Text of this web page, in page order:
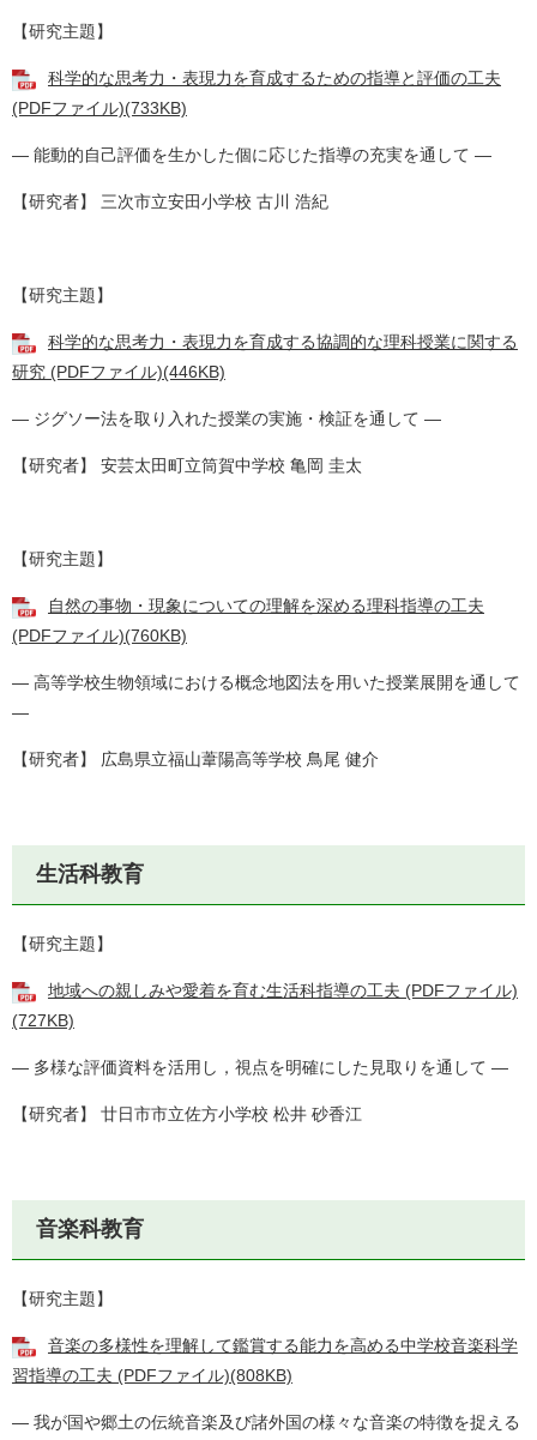
【研究主題】
科学的な思考力・表現力を育成するための指導と評価の工夫
(PDFファイル)(733KB)
― 能動的自己評価を生かした個に応じた指導の充実を通して ―
【研究者】 三次市立安田小学校 古川 浩紀
【研究主題】
科学的な思考力・表現力を育成する協調的な理科授業に関する
研究 (PDFファイル)(446KB)
― ジグソー法を取り入れた授業の実施・検証を通して ―
【研究者】 安芸太田町立筒賀中学校 亀岡 圭太
【研究主題】
自然の事物・現象についての理解を深める理科指導の工夫
(PDFファイル)(760KB)
― 高等学校生物領域における概念地図法を用いた授業展開を通して
―
【研究者】 広島県立福山葦陽高等学校 鳥尾 健介
生活科教育
【研究主題】
地域への親しみや愛着を育む生活科指導の工夫 (PDFファイル)
(727KB)
― 多様な評価資料を活用し，視点を明確にした見取りを通して ―
【研究者】 廿日市市立佐方小学校 松井 砂香江
音楽科教育
【研究主題】
音楽の多様性を理解して鑑賞する能力を高める中学校音楽科学
習指導の工夫 (PDFファイル)(808KB)
― 我が国や郷土の伝統音楽及び諸外国の様々な音楽の特徴を捉える